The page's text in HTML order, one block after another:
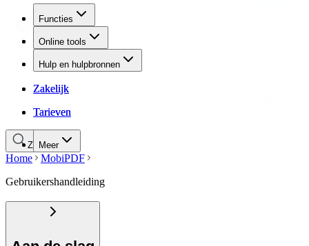
Functies
Online tools
Hulp en hulpbronnen
Zakelijk
Tarieven
Meer
Functies
Online tools
Hulp en hulpbronnen
Zakelijk
Tarieven
Zoeken
Home
MobiPDF
Gebruikershandleiding